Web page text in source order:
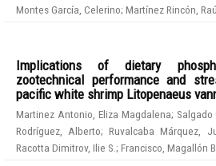
Montes García, Celerino; Martínez Rincón,
Implications of dietary
zootechnical performance and
pacific white shrimp Litopenaeus
Martinez Antonio, Eliza Magdalena; Salgado
Rodríguez, Alberto;Ruvalcaba Márquez,
Racotta Dimitrov, Ilie S. ; Francisco, Magallón